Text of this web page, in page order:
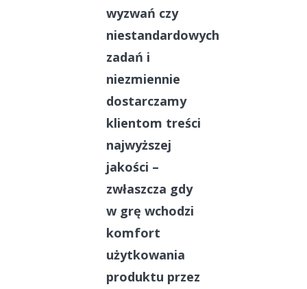
wyzwań czy
niestandardowych
zadań i
niezmiennie
dostarczamy
klientom treści
najwyższej
jakości –
zwłaszcza gdy
w grę wchodzi
komfort
użytkowania
produktu przez